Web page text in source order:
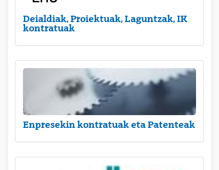
Deialdiak, Proiektuak, Laguntzak, IK
kontratuak
Enpresekin kontratuak eta Patenteak